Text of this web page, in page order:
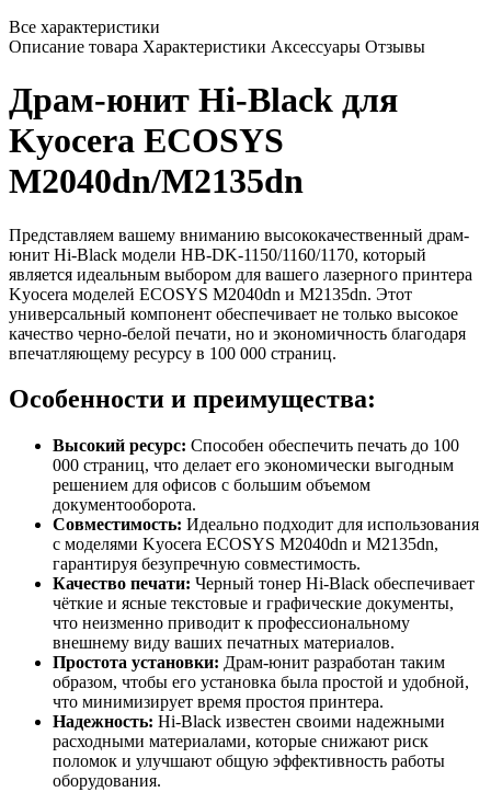
Все характеристики
Описание товара Характеристики Аксессуары Отзывы
Драм-юнит Hi-Black для
Kyocera ECOSYS
M2040dn/M2135dn
Представляем вашему вниманию высококачественный драм-
юнит Hi-Black модели HB-DK-1150/1160/1170, который
является идеальным выбором для вашего лазерного принтера
Kyocera моделей ECOSYS M2040dn и M2135dn. Этот
универсальный компонент обеспечивает не только высокое
качество черно-белой печати, но и экономичность благодаря
впечатляющему ресурсу в 100 000 страниц.
Особенности и преимущества:
Высокий ресурс: Способен обеспечить печать до 100
000 страниц, что делает его экономически выгодным
решением для офисов с большим объемом
документооборота.
Совместимость: Идеально подходит для использования
с моделями Kyocera ECOSYS M2040dn и M2135dn,
гарантируя безупречную совместимость.
Качество печати: Черный тонер Hi-Black обеспечивает
чёткие и ясные текстовые и графические документы,
что неизменно приводит к профессиональному
внешнему виду ваших печатных материалов.
Простота установки: Драм-юнит разработан таким
образом, чтобы его установка была простой и удобной,
что минимизирует время простоя принтера.
Надежность: Hi-Black известен своими надежными
расходными материалами, которые снижают риск
поломок и улучшают общую эффективность работы
оборудования.